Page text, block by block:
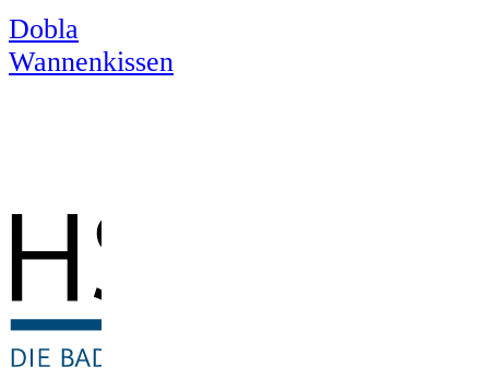
Dobla
Wannenkissen